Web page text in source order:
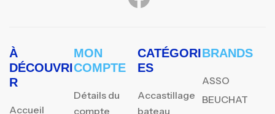
À
DÉCOUVRI
R
Accueil
MON
COMPTE
Détails du
compte
CATÉGORI
ES
Accastillage
bateau
BRANDS
ASSO
BEUCHAT